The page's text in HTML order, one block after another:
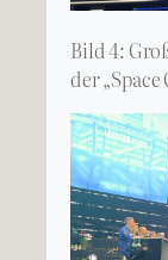
Bild 4:
der